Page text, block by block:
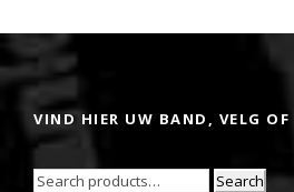
VIND HIER UW BAND, VELG OF
Search